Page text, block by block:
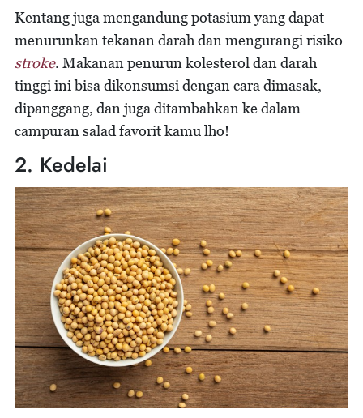
Kentang juga mengandung potasium yang dapat
menurunkan tekanan darah dan mengurangi risiko
stroke. Makanan penurun kolesterol dan darah
tinggi ini bisa dikonsumsi dengan cara dimasak,
dipanggang, dan juga ditambahkan ke dalam
campuran salad favorit kamu lho!
2. Kedelai